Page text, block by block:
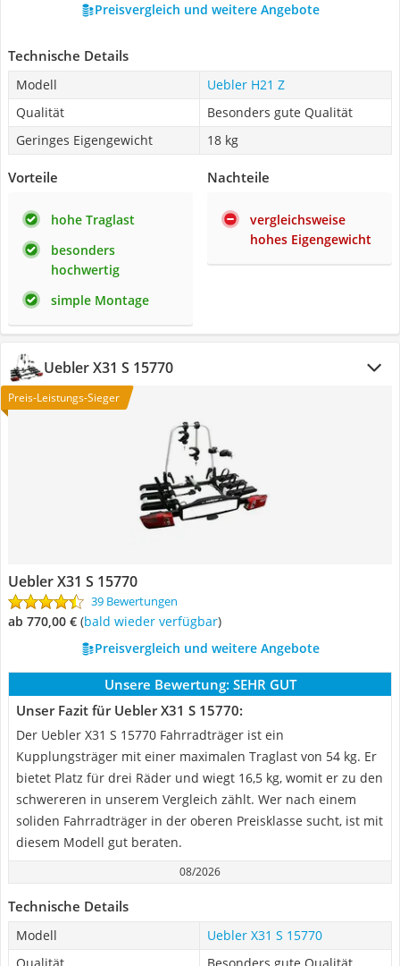
Preisvergleich und weitere Angebote
Technische Details
Modell
Uebler H21 Z
Qualität
Besonders gute Qualität
Geringes Eigengewicht
18 kg
Vorteile
hohe Traglast
besonders
hochwertig
simple Montage
Nachteile
vergleichsweise
hohes Eigengewicht
Uebler X31 S 15770
Preis-Leistungs-Sieger
Uebler X31 S 15770
39 Bewertungen
ab 770,00 € ( Bald wieder verfügbar)
Preisvergleich und weitere Angebote
Unsere Bewertung: SEHR GUT
Unser Fazit für Uebler X31 S 15770:
Der Uebler X31 S 15770 Fahrradträger ist ein
Kupplungsträger mit einer maximalen Traglast von 54 kg. Er
bietet Platz für drei Räder und wiegt 16,5 kg, womit er zu den
schwereren in unserem Vergleich zählt. Wer nach einem
soliden Fahrradträger in der oberen Preisklasse sucht, ist mit
diesem Modell gut beraten.
08/2026
Technische Details
Modell
Uebler X31 S 15770